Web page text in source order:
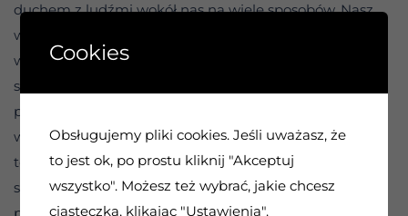
duchem z ludźmi wokół nas na wiele sposobów. Nasz
wpływ dotyka ich życia, a poprzez nich dotyka życia
wielu innych ludzi. Kiedy staramy się żyć pełnią życia i
stać się prawdziwymi sobą, robimy coś wielkiego na
poziomie wewnętrznym, a to jest więcej niż
wystarczające, aby nadać sens naszemu byciu tutaj na
tej planecie w tym czasie. Nie ma potrzeby trzymać się
starej idei z tyłu naszych umysłów, że musimy trafić na
Cookies
Obsługujemy pliki cookies. Jeśli uważasz, że
to jest ok, po prostu kliknij "Akceptuj
wszystko". Możesz też wybrać, jakie chcesz
ciasteczka, klikając "Ustawienia".